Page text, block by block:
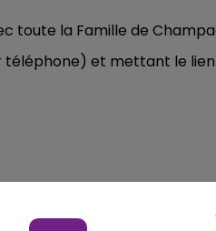
toute la Famille de
téléphone) et mettant le